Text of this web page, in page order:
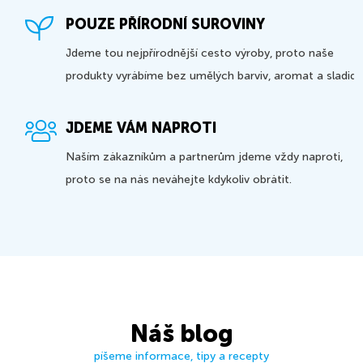
POUZE PŘÍRODNÍ SUROVINY
Jdeme tou nejpřírodnější cesto výroby, proto naše
produkty vyrábíme bez umělých barviv, aromat a
JDEME VÁM NAPROTI
Naším zákazníkům a partnerům jdeme vždy naproti,
proto se na nás neváhejte kdykoliv obrátit.
Náš blog
píšeme informace, tipy a recepty